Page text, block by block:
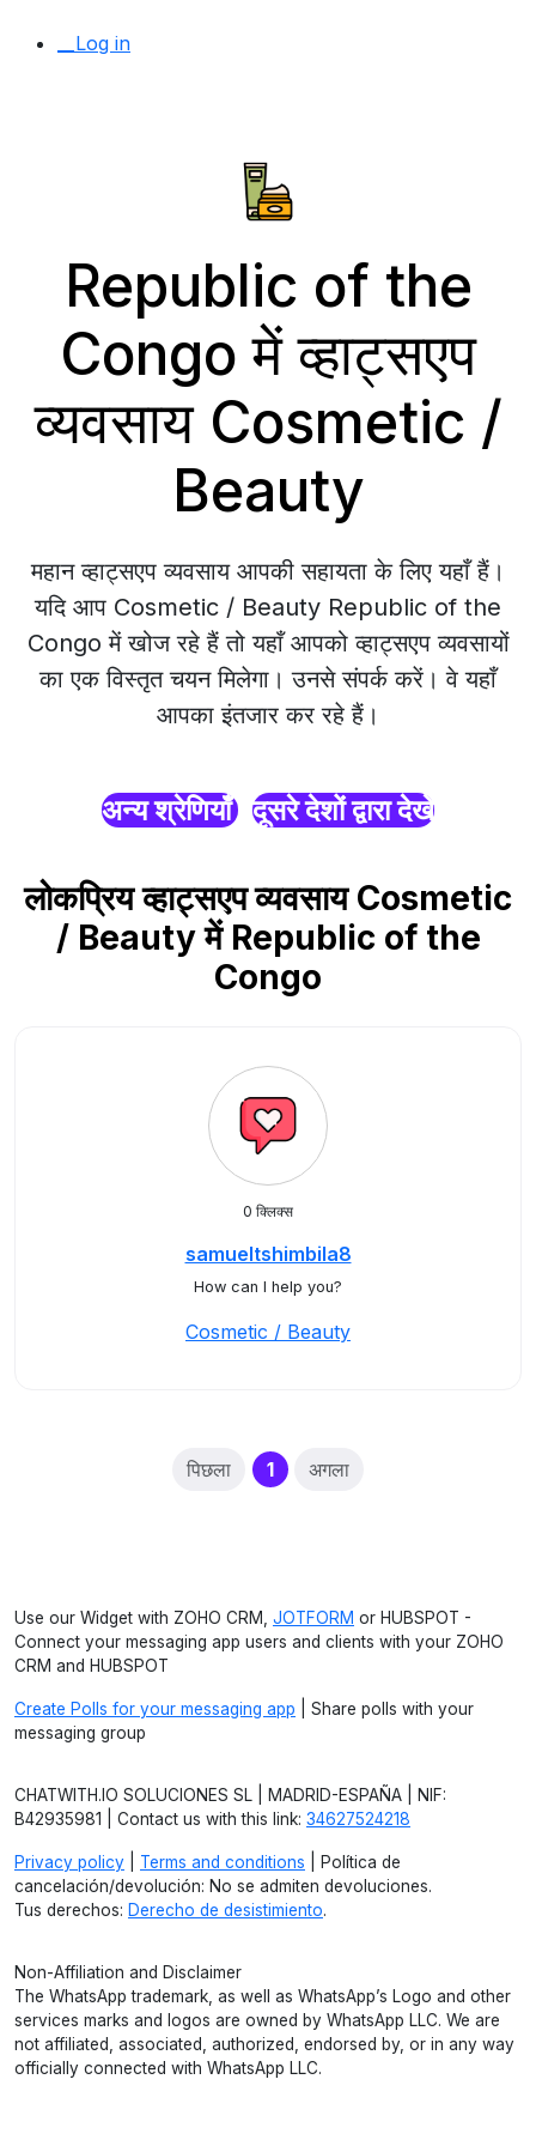
__Log in
Republic of the
Congo में व्हाट्सएप
व्यवसाय Cosmetic /
Beauty
महान व्हाट्सएप व्यवसाय आपकी सहायता के लिए यहाँ हैं।
यदि आप Cosmetic / Beauty Republic of the
Congo में खोज रहे हैं तो यहाँ आपको व्हाट्सएप व्यवसायों
का एक विस्तृत चयन मिलेगा। उनसे संपर्क करें। वे यहाँ
आपका इंतजार कर रहे हैं।
अन्य श्रेणियाँ दूसरे देशों द्वारा देखें
लोकप्रिय व्हाट्सएप व्यवसाय Cosmetic
/ Beauty में Republic of the
Congo
0 क्लिक्स
samueltshimbila8
How can I help you?
Cosmetic / Beauty
पिछला 1(current)
अगला
Use our Widget with ZOHO CRM, JOTFORM or HUBSPOT -
Connect your messaging app users and clients with your ZOHO
CRM and HUBSPOT
Create Polls for your messaging app | Share polls with your
messaging group
CHATWITH.IO SOLUCIONES SL | MADRID-ESPAÑA | NIF:
B42935981 | Contact us with this link: 34627524218
Privacy policy Terms and conditions | Política de
cancelación/devolución: No se admiten devoluciones.
Tus derechos: Derecho de desistimiento.
Non-Affiliation and Disclaimer
The WhatsApp trademark, as well as WhatsApp’s Logo and other
services marks and logos are owned by WhatsApp LLC. We are
not affiliated, associated, authorized, endorsed by, or in any way
officially connected with WhatsApp LLC.